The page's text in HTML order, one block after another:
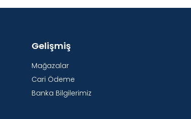
Gelişmiş
Mağazalar
Cari Ödeme
Banka Bilgilerimiz